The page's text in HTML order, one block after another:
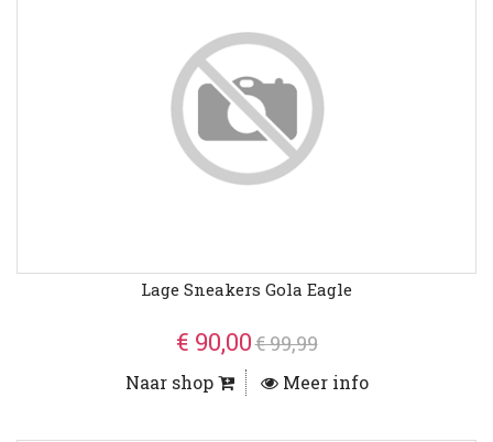
Lage Sneakers Gola Eagle
€ 90,00€ 99,99
Naar shop Meer info